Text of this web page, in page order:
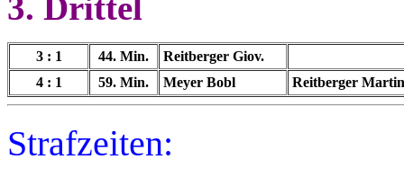
3 : 1 44. Min.
Reitberger Giov.
4 : 1
59. Min. Meyer Bobl Reitberger Martin
Strafzeiten: